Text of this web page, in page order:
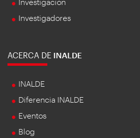
Investigación
Investigadores
ACERCA DE INALDE
INALDE
Diferencia INALDE
Eventos
Blog